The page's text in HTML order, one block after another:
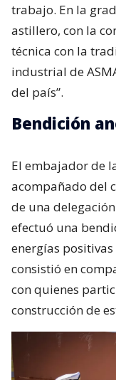
trabajo. En la
astillero, con la
técnica con la
industrial de
del país”.
Bendición
El embajador de
acompañado del
de una
efectuó una
energías
consistió en
con quienes
construcción de